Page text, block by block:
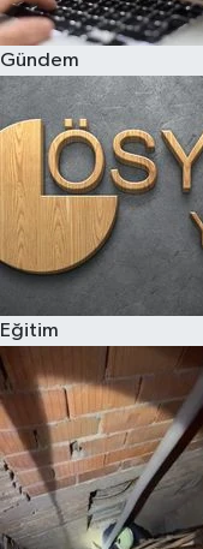
Gündem
Eğitim
Siyaset
Teknoloji
Televizyon
Yaşam-Çevre